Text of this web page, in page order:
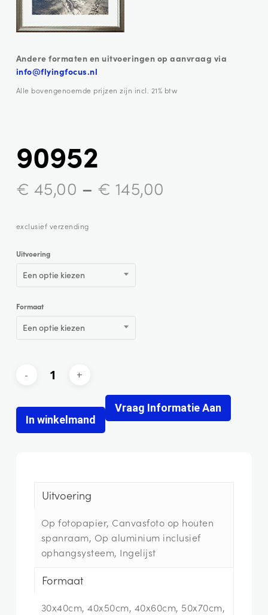
Andere formaten en uitvoeringen op aanvraag via
info@flyingfocus.nl
Alle bovengenoemde prijzen zijn incl. 21% btw
90952
€ 45,00 – € 145,00
exclusief verzending
Uitvoering
Een optie kiezen
Formaat
Een optie kiezen
In winkelmand
Vraag Informatie Aan
Uitvoering
Op fotopapier, Canvasfoto op houten
spanraam, Op aluminium inclusief
ophangsysteem, Ingelijst
Formaat
30x40cm, 40x50cm, 40x60cm, 50x70cm,